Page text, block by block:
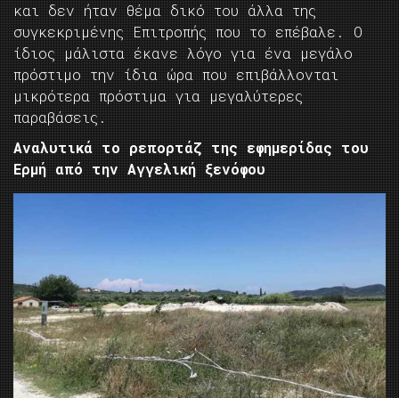
και δεν ήταν θέμα δικό του άλλα της
συγκεκριμένης Επιτροπής που το επέβαλε. Ο
ίδιος μάλιστα έκανε λόγο για ένα μεγάλο
πρόστιμο την ίδια ώρα που επιβάλλονται
μικρότερα πρόστιμα για μεγαλύτερες
παραβάσεις.
Αναλυτικά το ρεπορτάζ της εφημερίδας του
Ερμή από την Αγγελική ξενόφου